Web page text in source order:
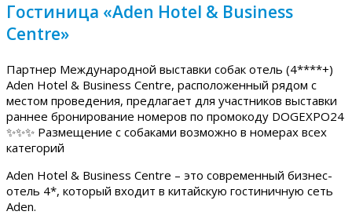
Гостиница «Aden Hotel & Business
Centre»
Партнер Международной выставки собак отель (4****+)
Aden Hotel & Business Centre, расположенный рядом с
местом проведения, предлагает для участников выставки
раннее бронирование номеров по промокоду DOGEXPO24
✨✨✨ Размещение с собаками возможно в номерах всех
категорий
Aden Hotel & Business Centre – это современный бизнес-
отель 4*, который входит в китайскую гостиничную сеть
Aden.